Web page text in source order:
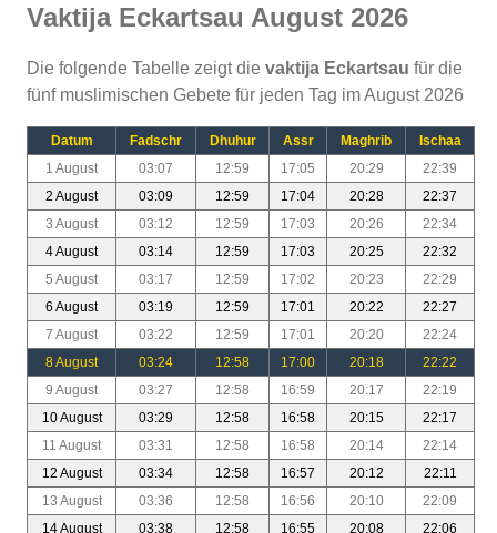
Vaktija Eckartsau August 2026
Die folgende Tabelle zeigt die vaktija Eckartsau für die
fünf muslimischen Gebete für jeden Tag im August 2026
Datum Fadschr Dhuhur Assr Maghrib
Ischaa
1 August
03:07 12:59 17:05 20:29
22:39
2 August
03:09 12:59 17:04 20:28
22:37
3 August
03:12 12:59 17:03 20:26
22:34
4 August
03:14 12:59 17:03 20:25
22:32
5 August
03:17 12:59 17:02 20:23
22:29
6 August
03:19 12:59 17:01 20:22
22:27
7 August
03:22 12:59 17:01 20:20
22:24
8 August
03:24 12:58 17:00 20:18
22:22
9 August
03:27 12:58 16:59 20:17
22:19
10 August
03:29 12:58 16:58 20:15
22:17
11 August
03:31 12:58 16:58 20:14
22:14
12 August
03:34 12:58 16:57 20:12
22:11
13 August
03:36 12:58 16:56 20:10
22:09
14 August
03:38 12:58 16:55 20:08 22:06